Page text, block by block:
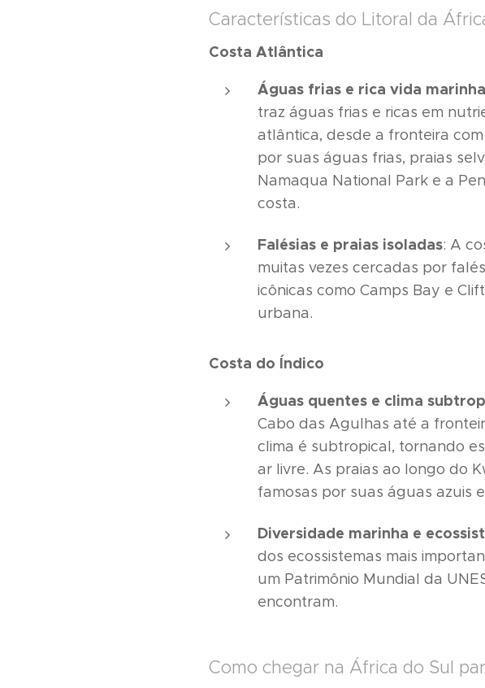
Características do Litoral da
Costa Atlântica
Águas frias e rica vida marinha
traz águas frias e ricas em
atlântica, desde a fronteira
por suas águas frias, praias
Namaqua National Park e a
costa.
Falésias e praias isoladas: A
muitas vezes cercadas por
icônicas como Camps Bay e
urbana.
Costa do Índico
Águas quentes e clima
Cabo das Agulhas até a
clima é subtropical, tornando
ar livre. As praias ao longo do
famosas por suas águas azuis
Diversidade marinha e
dos ecossistemas mais
um Patrimônio Mundial da
encontram.
Como chegar na África do Sul